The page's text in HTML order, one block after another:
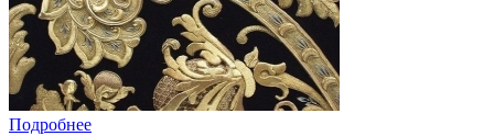
Подробнее